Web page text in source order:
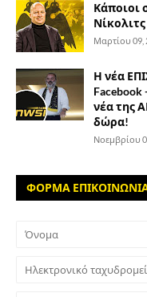
Κάποιοι
Νίκολιτς
Μαρτίου 09,
Η νέα
νέα της
δώρα!
Νοεμβρίου
ΦΟΡΜΑ